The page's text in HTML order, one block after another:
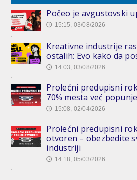
Počeo je avgustovski
🕔 15:15, 03/08/2026
Kreativne industrije
ostalih: Evo kako da
🕔 14:03, 03/08/2026
Prolećni predupisni
70% mesta već
🕔 15:08, 02/04/2026
Prolećni predupisni
otvoren – obezbedite
industriji
🕔 14:18, 05/03/2026